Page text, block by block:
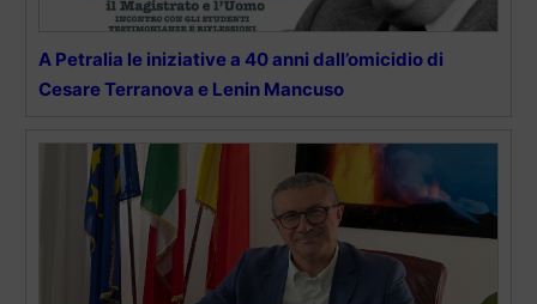
A Petralia le iniziative a 40 anni dall’omicidio di
Cesare Terranova e Lenin Mancuso